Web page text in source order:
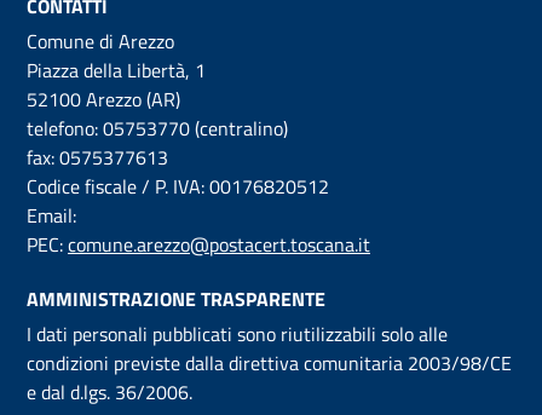
CONTATTI
Comune di Arezzo
Piazza della Libertà, 1
52100 Arezzo (AR)
telefono: 05753770 (centralino)
fax: 0575377613
Codice fiscale / P. IVA: 00176820512
Email:
PEC:comune.arezzo@postacert.toscana.it
AMMINISTRAZIONE TRASPARENTE
I dati personali pubblicati sono riutilizzabili solo alle
condizioni previste dalla direttiva comunitaria 2003/98/CE
e dal d.lgs. 36/2006.